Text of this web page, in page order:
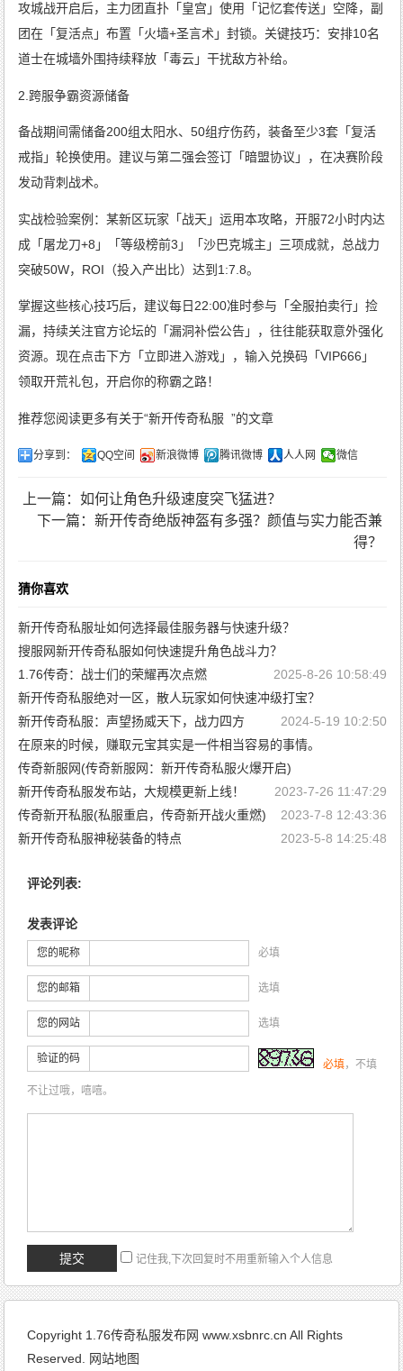
攻城战开启后，主力团直扑「皇宫」使用「记忆套传送」空降，副
团在「复活点」布置「火墙+圣言术」封锁。关键技巧：安排10名
道士在城墙外围持续释放「毒云」干扰敌方补给。
2.跨服争霸资源储备
备战期间需储备200组太阳水、50组疗伤药，装备至少3套「复活
戒指」轮换使用。建议与第二强会签订「暗盟协议」，在决赛阶段
发动背刺战术。
实战检验案例：某新区玩家「战天」运用本攻略，开服72小时内达
成「屠龙刀+8」「等级榜前3」「沙巴克城主」三项成就，总战力
突破50W，ROI（投入产出比）达到1:7.8。
掌握这些核心技巧后，建议每日22:00准时参与「全服拍卖行」捡
漏，持续关注官方论坛的「漏洞补偿公告」，往往能获取意外强化
资源。现在点击下方「立即进入游戏」，输入兑换码「VIP666」
领取开荒礼包，开启你的称霸之路！
推荐您阅读更多有关于“新开传奇私服 ”的文章
分享到： QQ空间 新浪微博 腾讯微博 人人网 微信
上一篇：如何让角色升级速度突飞猛进？
下一篇：新开传奇绝版神盔有多强？颜值与实力能否兼
得？
猜你喜欢
新开传奇私服址如何选择最佳服务器与快速升级？
2025-11-27 10:48:3
搜服网新开传奇私服如何快速提升角色战斗力？
2025-9-7 11:2:58
1.76传奇：战士们的荣耀再次点燃
2025-8-26 10:58:49
新开传奇私服绝对一区，散人玩家如何快速冲级打宝？
2025-7-26 11:7:21
新开传奇私服：声望扬威天下，战力四方
2024-5-19 10:2:50
在原来的时候，赚取元宝其实是一件相当容易的事情。
2023-9-20 10:35:24
传奇新服网(传奇新服网：新开传奇私服火爆开启)
2023-8-13 16:54:38
新开传奇私服发布站，大规模更新上线！
2023-7-26 11:47:29
传奇新开私服(私服重启，传奇新开战火重燃)
2023-7-8 12:43:36
新开传奇私服神秘装备的特点
2023-5-8 14:25:48
评论列表:
发表评论
您的昵称 必填
您的邮箱 选填
您的网站 选填
验证的码 必填，不填
不让过哦，嘻嘻。
记住我,下次回复时不用重新输入个人信息
Copyright 1.76传奇私服发布网 www.xsbnrc.cn All Rights
Reserved. 网站地图